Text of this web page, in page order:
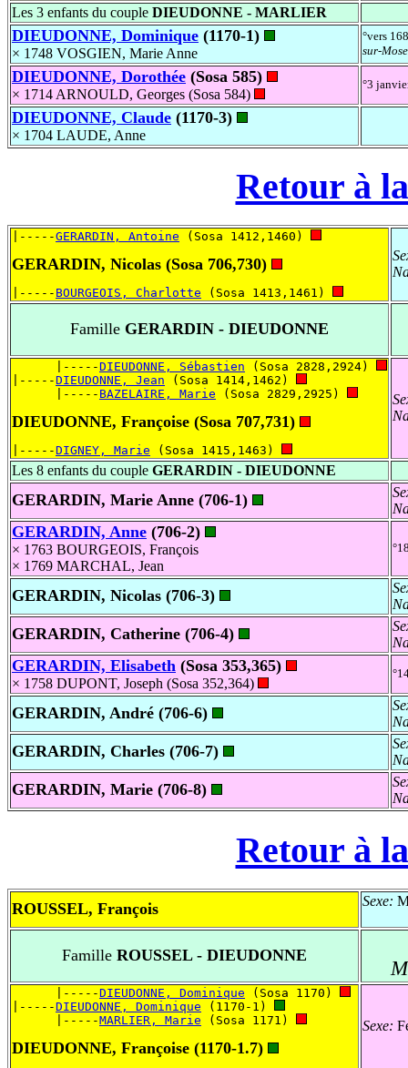
Les 3 enfants du couple DIEUDONNE - MARLIER
DIEUDONNE, Dominique (1170-1)
× 1748 VOSGIEN, Marie Anne
°vers
sur-
DIEUDONNE, Dorothée (Sosa 585)
× 1714 ARNOULD, Georges (Sosa 584)
°3
DIEUDONNE, Claude (1170-3)
× 1704 LAUDE, Anne
Retour à
|-----GERARDIN, Antoine (Sosa 1412,1460)
GERARDIN, Nicolas (Sosa 706,730)
|----- BOURGEOIS, Charlotte (Sosa 1413,1461)
Famille GERARDIN - DIEUDONNE
      |-----
DIEUDONNE, Sébastien (Sosa 2828,2924)
|-----DIEUDONNE, Jean (Sosa 1414,1462)
      |-----
BAZELAIRE, Marie (Sosa 2829,2925)
DIEUDONNE, Françoise (Sosa 707,731)
|-----DIGNEY, Marie (Sosa 1415,1463)
Les 8 enfants du couple GERARDIN - DIEUDONNE
GERARDIN, Marie Anne (706-1)
GERARDIN, Anne (706-2)
× 1763 BOURGEOIS, François
× 1769 MARCHAL, Jean
GERARDIN, Nicolas (706-3)
GERARDIN, Catherine (706-4)
GERARDIN, Elisabeth (Sosa 353,365)
× 1758 DUPONT, Joseph (Sosa 352,364)
GERARDIN, André (706-6)
GERARDIN, Charles (706-7)
GERARDIN, Marie (706-8)
Retour à
ROUSSEL, François Sexe:
Famille ROUSSEL - DIEUDONNE
      |-----
DIEUDONNE, Dominique (Sosa 1170)
|-----DIEUDONNE, Dominique (1170-1)
      |-----
MARLIER, Marie (Sosa 1171)
DIEUDONNE, Françoise (1170-1.7)
Sexe: